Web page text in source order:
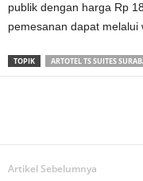
publik dengan harga Rp
pemesanan dapat
TOPIK ARTOTEL TS SUITES
Artikel Sebelumnya